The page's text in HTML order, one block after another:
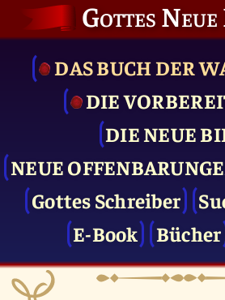
Gottes
DAS BUCH DER
DIE
DIE NEUE
NEUE
Gottes Schreiber
E-Book
Bücher